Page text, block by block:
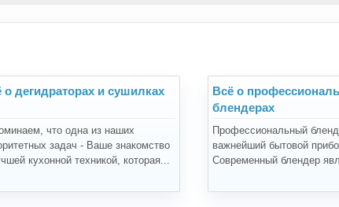
о дегидраторах и сушилках
что одна из наших
задач - Ваше знакомство
кухонной техникой, которая...
Всё о
блендерах
Профессиональный
важнейший бытовой
Современный блендер